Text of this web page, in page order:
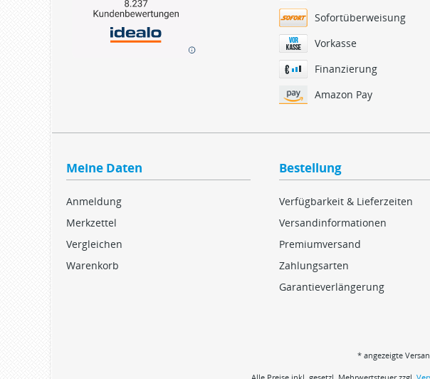
Sofortüberweisung
Vorkasse
Finanzierung
Amazon Pay
Meine Daten
Anmeldung
Merkzettel
Vergleichen
Warenkorb
Bestellung
Verfügbarkeit & Lieferzeiten
Versandinformationen
Premiumversand
Zahlungsarten
Garantieverlängerung
* angezeigte